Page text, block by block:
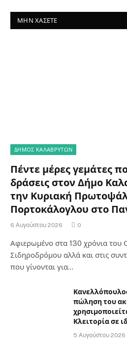
ΜΗΝ ΧΆΣΕΤΕ
ΔΗΜΟΣ ΚΑΛΑΒΡΥΤΩΝ
Πέντε μέρες γεμάτες
δράσεις στον Δήμο
την Κυριακή
Πορτοκάλογλου στο
6 Αυγούστου 2026 0
Αφιερωμένο στα 130 χρόνια του
Σιδηροδρόμου αλλά και στις
που γίνονται για…
πώληση του
Κλειτορία σε
5 Αυγούστου 2026